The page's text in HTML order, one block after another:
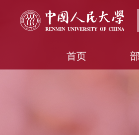
首页